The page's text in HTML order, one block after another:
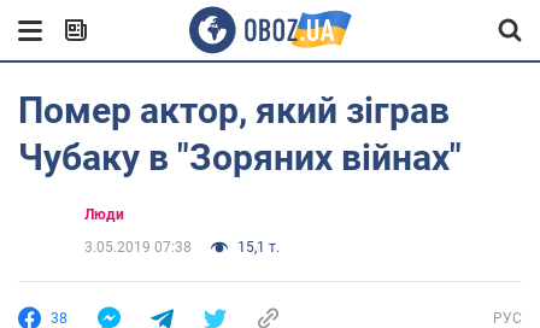
Помер актор, який зіграв
Чубаку в "Зоряних війнах"
Люди
3.05.2019 07:38
15,1 т.
38 РУС